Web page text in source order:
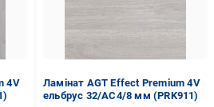
4V
Ламінат AGT Effect Premium 4V
ельбрус 32/АС4/8 мм (PRK911)